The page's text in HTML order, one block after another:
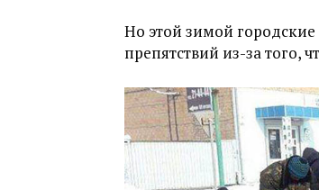
Но этой зимой
препятствий из-за того,